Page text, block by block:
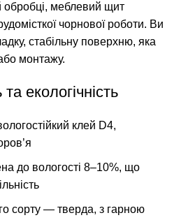
обробці, меблевий щит
чорнової роботи. Ви
стабільну поверхню, яка
монтажу.
екологічність
клей D4,
до вологості 8–10%, що
сорту — тверда, з гарною